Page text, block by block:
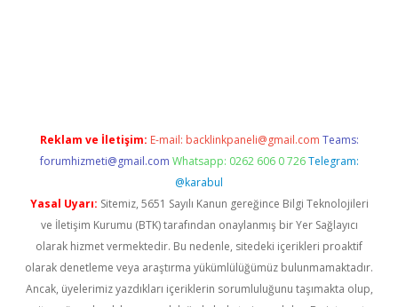
Reklam ve İletişim: E-mail: backlinkpaneli@gmail.com Teams:
forumhizmeti@gmail.com Whatsapp: 0262 606 0 726 Telegram:
@karabul
Yasal Uyarı: Sitemiz, 5651 Sayılı Kanun gereğince Bilgi Teknolojileri
ve İletişim Kurumu (BTK) tarafından onaylanmış bir Yer Sağlayıcı
olarak hizmet vermektedir. Bu nedenle, sitedeki içerikleri proaktif
olarak denetleme veya araştırma yükümlülüğümüz bulunmamaktadır.
Ancak, üyelerimiz yazdıkları içeriklerin sorumluluğunu taşımakta olup,